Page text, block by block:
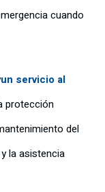
cuando
un servicio al
protección
del
la asistencia